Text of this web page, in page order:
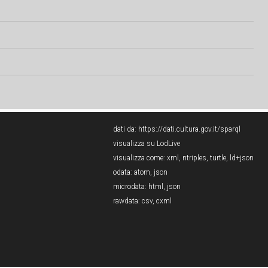
dati da: https://dati.cultura.gov.it/sparql
visualizza su LodLive
visualizza come: xml , ntriples, turtle, ld+json
odata: atom, json
microdata: html , json
rawdata: csv, cxml